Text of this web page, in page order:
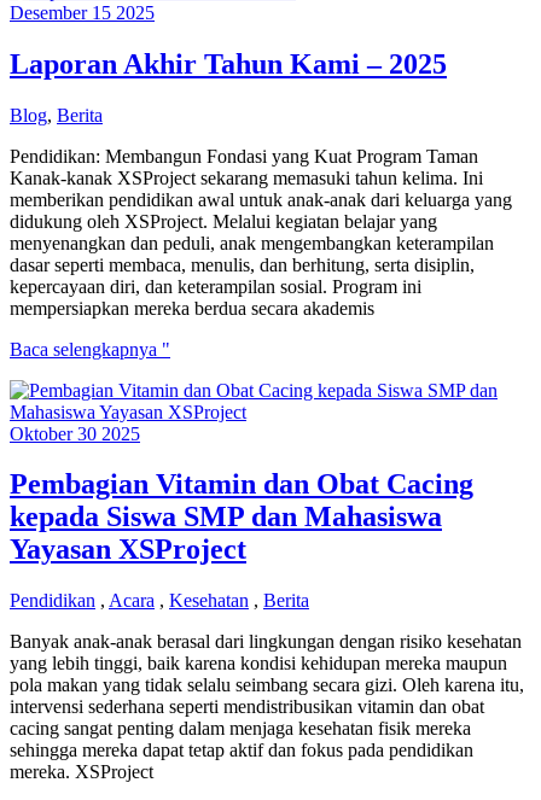
XSProject
Desember 15 2025
Laporan Akhir Tahun Kami – 2025
Blog, Berita
Pendidikan: Membangun Fondasi yang Kuat Program Taman
Kanak-kanak XSProject sekarang memasuki tahun kelima. Ini
memberikan pendidikan awal untuk anak-anak dari keluarga yang
didukung oleh XSProject. Melalui kegiatan belajar yang
menyenangkan dan peduli, anak mengembangkan keterampilan
dasar seperti membaca, menulis, dan berhitung, serta disiplin,
kepercayaan diri, dan keterampilan sosial. Program ini
mempersiapkan mereka berdua secara akademis
Laporan
Tahun
Kami
–
Baca selengkapnya "
Oktober 30 2025
Pembagian Vitamin dan Obat Cacing
kepada Siswa SMP dan Mahasiswa
Yayasan XSProject
Pendidikan , Acara , Kesehatan , Berita
Banyak anak-anak berasal dari lingkungan dengan risiko kesehatan
yang lebih tinggi, baik karena kondisi kehidupan mereka maupun
pola makan yang tidak selalu seimbang secara gizi. Oleh karena itu,
intervensi sederhana seperti mendistribusikan vitamin dan obat
cacing sangat penting dalam menjaga kesehatan fisik mereka
sehingga mereka dapat tetap aktif dan fokus pada pendidikan
mereka. XSProject